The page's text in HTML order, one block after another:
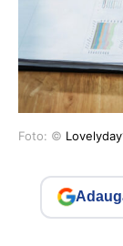
Foto: ©